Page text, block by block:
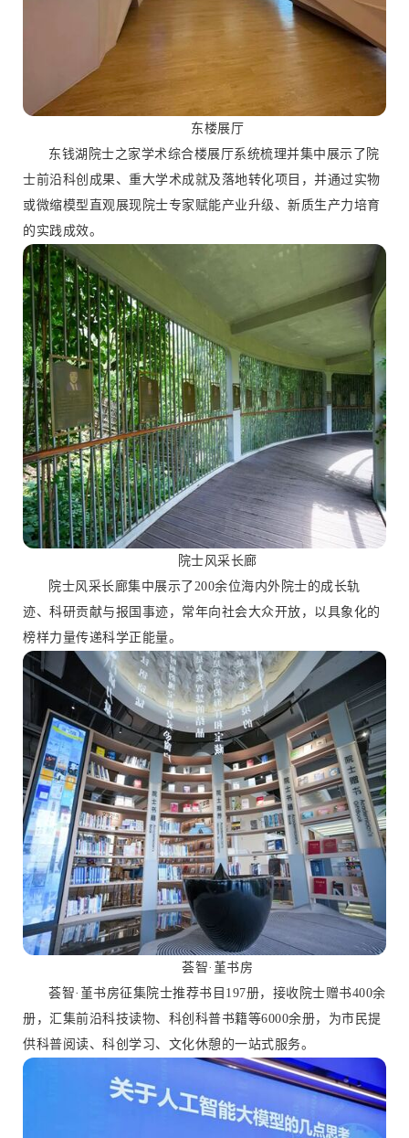
东楼展厅
东钱湖院士之家学术综合楼展厅系统梳理并集中展示了院
士前沿科创成果、重大学术成就及落地转化项目，并通过实物
或微缩模型直观展现院士专家赋能产业升级、新质生产力培育
的实践成效。
院士风采长廊
院士风采长廊集中展示了200余位海内外院士的成长轨
迹、科研贡献与报国事迹，常年向社会大众开放，以具象化的
榜样力量传递科学正能量。
荟智·堇书房
荟智·堇书房征集院士推荐书目197册，接收院士赠书400余
册，汇集前沿科技读物、科创科普书籍等6000余册，为市民提
供科普阅读、科创学习、文化休憩的一站式服务。